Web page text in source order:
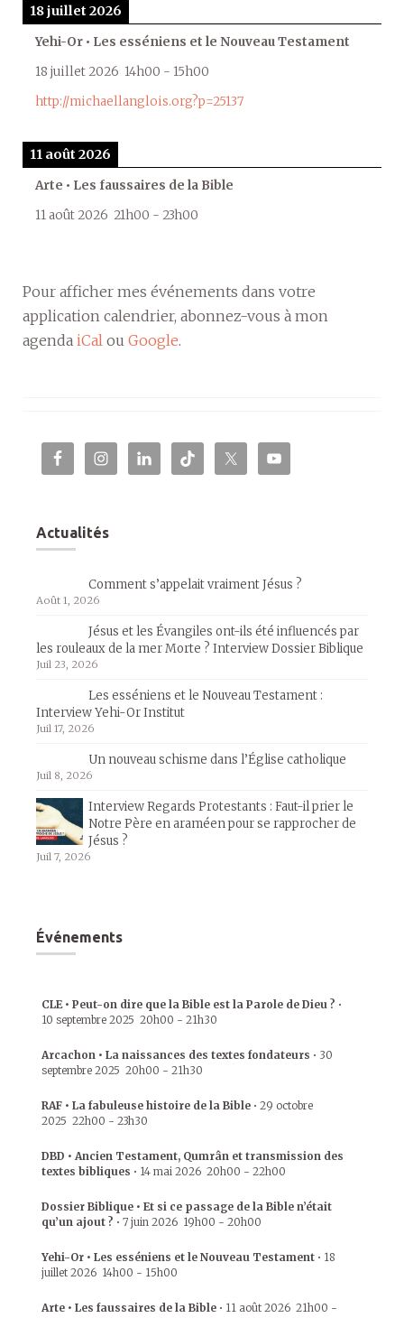
18 juillet 2026
Yehi-Or • Les esséniens et le Nouveau Testament
18 juillet 2026 14h00 - 15h00
http://michaellanglois.org?p=25137
11 août 2026
Arte • Les faussaires de la Bible
11 août 2026 21h00 - 23h00
Pour afficher mes événements dans votre
application calendrier, abonnez-vous à mon
agenda iCal ou Google.
Actualités
Comment s’appelait vraiment Jésus ?
Août 1, 2026
Jésus et les Évangiles ont-ils été influencés par
les rouleaux de la mer Morte ? Interview Dossier Biblique
Juil 23, 2026
Les esséniens et le Nouveau Testament :
Interview Yehi-Or Institut
Juil 17, 2026
Un nouveau schisme dans l’Église catholique
Juil 8, 2026
Interview Regards Protestants : Faut-il prier le
Notre Père en araméen pour se rapprocher de
Jésus ?
Juil 7, 2026
Événements
CLE • Peut-on dire que la Bible est la Parole de Dieu ? •
10 septembre 2025 20h00 - 21h30
Arcachon • La naissances des textes fondateurs • 30
septembre 2025 20h00 - 21h30
RAF • La fabuleuse histoire de la Bible • 29 octobre
2025 22h00 - 23h30
DBD • Ancien Testament, Qumrân et transmission des
textes bibliques • 14 mai 2026 20h00 - 22h00
Dossier Biblique • Et si ce passage de la Bible n’était
qu’un ajout ? • 7 juin 2026 19h00 - 20h00
Yehi-Or • Les esséniens et le Nouveau Testament • 18
juillet 2026 14h00 - 15h00
Arte • Les faussaires de la Bible • 11 août 2026 21h00 -